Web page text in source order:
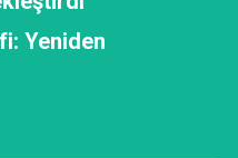
Yeniden